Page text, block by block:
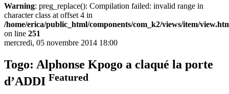
Warning: preg_replace(): Compilation failed: invalid range in
character class at offset 4 in
/home/erica/public_html/components/com_k2/views/item/
on line 251
mercredi, 05 novembre 2014 18:00
Togo: Alphonse Kpogo a claqué la porte
d’ADDI Featured